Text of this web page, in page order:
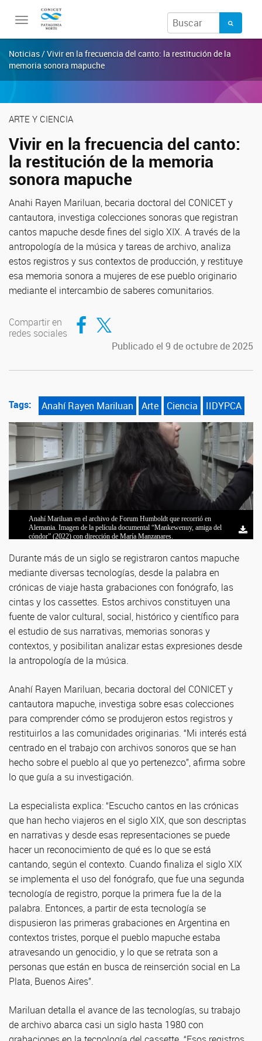
Toggle
Noticias / Vivir en la frecuencia del canto: la restitución de la
memoria sonora mapuche
ARTE Y CIENCIA
Vivir en la frecuencia del canto:
la restitución de la memoria
sonora mapuche
Anahi Rayen Mariluan, becaria doctoral del CONICET y
cantautora, investiga colecciones sonoras que registran
cantos mapuche desde fines del siglo XIX. A través de la
antropología de la música y tareas de archivo, analiza
estos registros y sus contextos de producción, y restituye
esa memoria sonora a mujeres de ese pueblo originario
mediante el intercambio de saberes comunitarios.
Compartir en
redes sociales
Compartir en Facebook
Compartir en Twitter
Publicado el 9 de octubre de 2025
Tags: Anahí Rayen Mariluan Arte Ciencia IIDYPCA
Anahí Mariluan en el archivo de Forum Humboldt que recorrió en
Alemania. Imagen de la película documental “Mankewenuy, amiga del
cóndor” (2022) con dirección de María Manzanares.
Anahí Mariluan con los materiales de archivo con los que realiza su
trabajo.
La cantautora investiga y trabaja por medio del canto sobre la
revinculación de instrumentos y archivos sonoros históricos con
comunidades originarias. Fotografía: José Luis Zamora.
La restitución sonora consiste en conocer artefactos sonoros o
instrumentos de las comunidades.
Kultruneras, colectivo de mujeres activistas por la recuperación de cantos,
música e instrumentos del pueblo mapuche. Imagen del videoclip
realizado por Marion Prieto.
Durante más de un siglo se registraron cantos mapuche
mediante diversas tecnologías, desde la palabra en
crónicas de viaje hasta grabaciones con fonógrafo, las
cintas y los cassettes. Estos archivos constituyen una
fuente de valor cultural, social, histórico y científico para
el estudio de sus narrativas, memorias sonoras y
contextos, y posibilitan analizar estas expresiones desde
la antropología de la música.
Anahí Rayen Mariluan, becaria doctoral del CONICET y
cantautora mapuche, investiga sobre esas colecciones
para comprender cómo se produjeron estos registros y
restituirlos a las comunidades originarias. “Mi interés está
centrado en el trabajo con archivos sonoros que se han
hecho sobre el pueblo al que yo pertenezco”, afirma sobre
lo que guía a su investigación.
La especialista explica: “Escucho cantos en las crónicas
que han hecho viajeros en el siglo XIX, que son descriptas
en narrativas y desde esas representaciones se puede
hacer un reconocimiento de qué es lo que se está
cantando, según el contexto. Cuando finaliza el siglo XIX
se implementa el uso del fonógrafo, que fue una segunda
tecnología de registro, porque la primera fue la de la
palabra. Entonces, a partir de esta tecnología se
dispusieron las primeras grabaciones en Argentina en
contextos tristes, porque el pueblo mapuche estaba
atravesando un genocidio, y lo que se retrata son a
personas que están en busca de reinserción social en La
Plata, Buenos Aires”.
Mariluan detalla el avance de las tecnologías, su trabajo
de archivo abarca casi un siglo hasta 1980 con